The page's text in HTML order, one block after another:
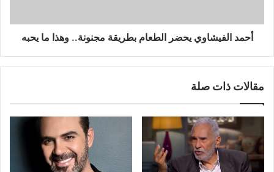
يحبه
أحمد الفيشاوي يحضر الطعام بطريقة مجنونة.. وهذا ما يحبه
مقالات ذات صلة